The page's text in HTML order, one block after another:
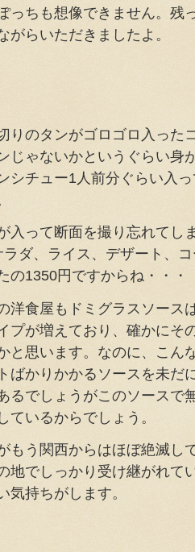
っちも想像できません。残
がらいただきましたよ。
りのタンがゴロゴロ入った
じゃないかというぐらい身
シチュー1人前分ぐらい入
入って断面を撮り忘れてし
ラダ、ライス、デザート、
の1350円ですからね・・・
洋食屋もドミグラスソース
プが増えており、確かにそ
と思います。なのに、こん
ばかりかかるソースを未だ
るでしょうがこのソースで
ているからでしょう。
もう関西からはほぼ絶滅し
地でしっかり受け継がれて
気持ちがします。